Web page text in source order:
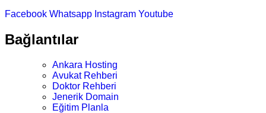
Facebook Whatsapp Instagram Youtube
Bağlantılar
Ankara Hosting
Avukat Rehberi
Doktor Rehberi
Jenerik Domain
Eğitim Planla